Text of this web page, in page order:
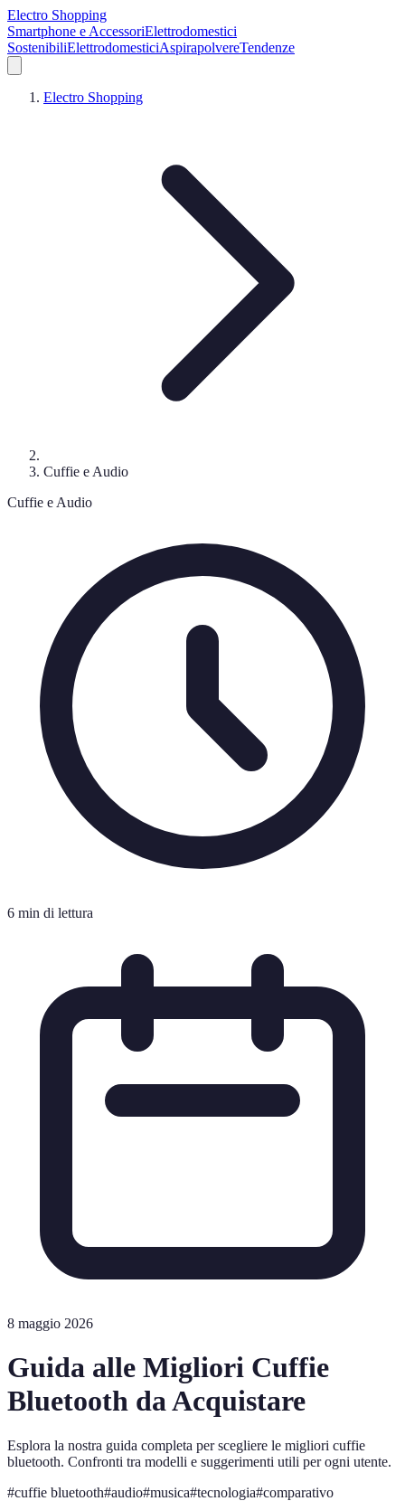
Electro Shopping
Smartphone e AccessoriElettrodomestici
SostenibiliElettrodomesticiAspirapolvereTendenze
Electro Shopping
Cuffie e Audio
Cuffie e Audio
6 min di lettura
8 maggio 2026
Guida alle Migliori Cuffie
Bluetooth da Acquistare
Esplora la nostra guida completa per scegliere le migliori cuffie
bluetooth. Confronti tra modelli e suggerimenti utili per ogni utente.
#cuffie bluetooth#audio#musica#tecnologia#comparativo